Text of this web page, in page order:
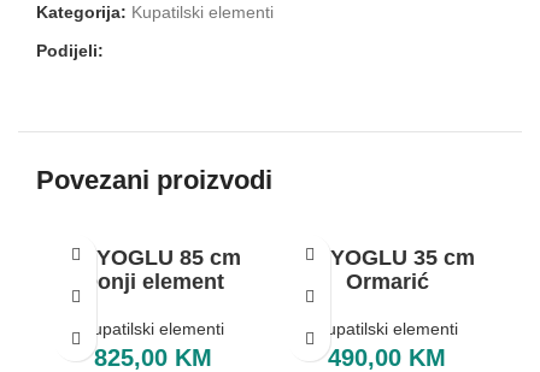
Kategorija: Kupatilski elementi
Podijeli:
Povezani proizvodi
BEYOGLU 85 cm
Donji element
Kupatilski elementi
825,00 KM
BEYOGLU 35 cm
Ormarić
Kupatilski elementi
490,00 KM